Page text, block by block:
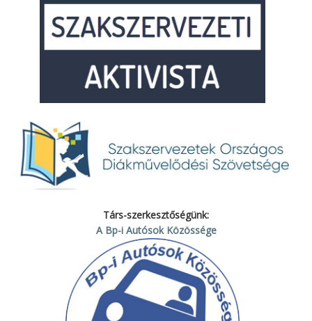
Társ-szerkesztőségünk:
A Bp-i Autósok Közössége